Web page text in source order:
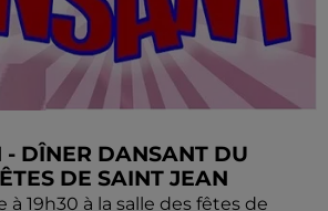
DÎNER DANSANT DU
DE SAINT JEAN
à 19h30 à la salle des fêtes de